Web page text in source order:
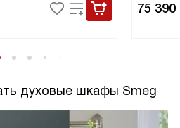
75 390
духовые шкафы Smeg